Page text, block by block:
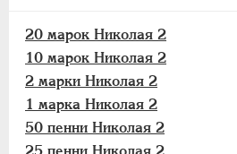
20 марок Николая 2
10 марок Николая 2
2 марки Николая 2
1 марка Николая 2
50 пенни Николая 2